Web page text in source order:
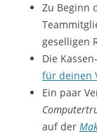
Zu Beginn
geselligen
Die
für deinen
Ein paar
auf der